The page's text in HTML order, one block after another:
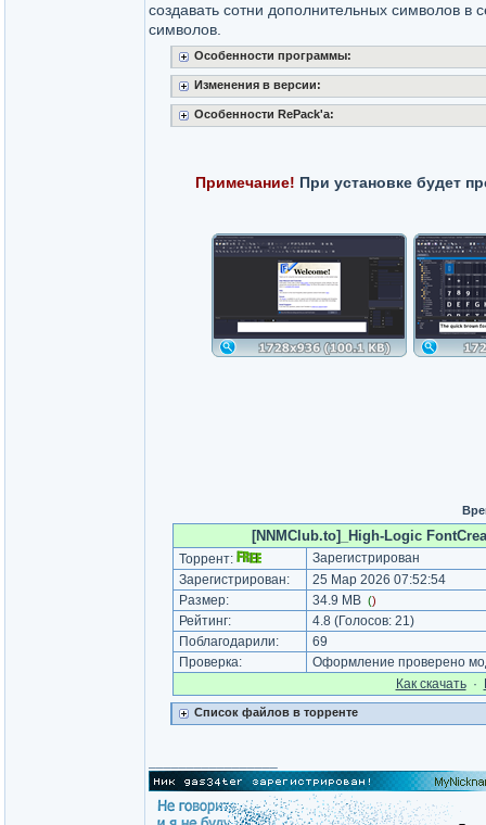
создавать сотни дополнительных символов в
символов.
Особенности программы:
Изменения в версии:
Особенности RePack'a:
Примечание! При установке будет
[NNMClub.to]_High-Logic
Торрент:
Зарегистрирован
Зарегистрирован:
25 Мар 2026 07:52:54
Размер:
34.9 MB ()
Рейтинг: 4.8 (Голосов: 21)
Поблагодарили:
69
Проверка:
Оформление проверено
Как cкачать·
Список файлов в торренте